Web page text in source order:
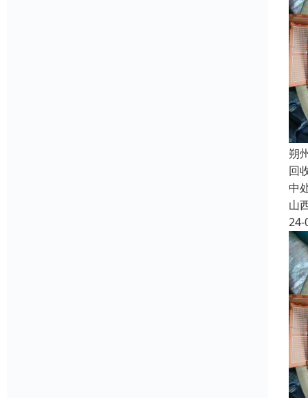
朔
回
中
山
24-